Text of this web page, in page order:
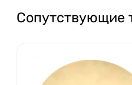
Сопутствующие